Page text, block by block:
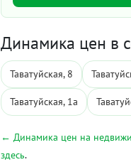
Динамика цен в
Таватуйская, 8
Таватуйская, 1а
← Динамика цен на
здесь.